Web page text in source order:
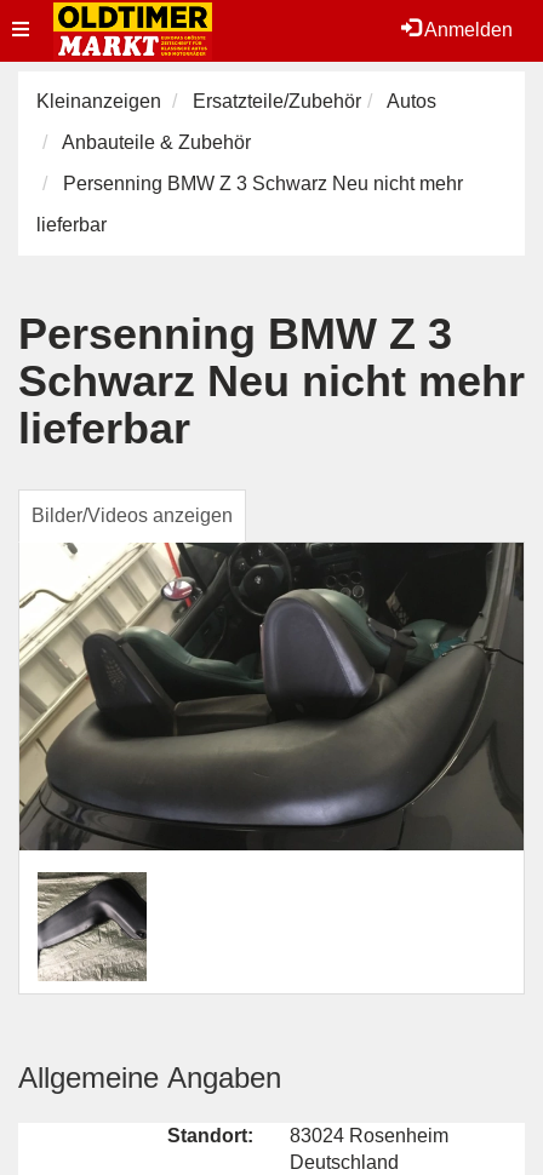
Anmelden
Toggle
navigation
Kleinanzeigen Ersatzteile/Zubehör
Autos
Anbauteile & Zubehör
Persenning BMW Z 3 Schwarz Neu nicht mehr
lieferbar
Persenning BMW Z 3
Schwarz Neu nicht mehr
lieferbar
Bilder/Videos anzeigen
Allgemeine Angaben
Standort:
83024 Rosenheim
Deutschland